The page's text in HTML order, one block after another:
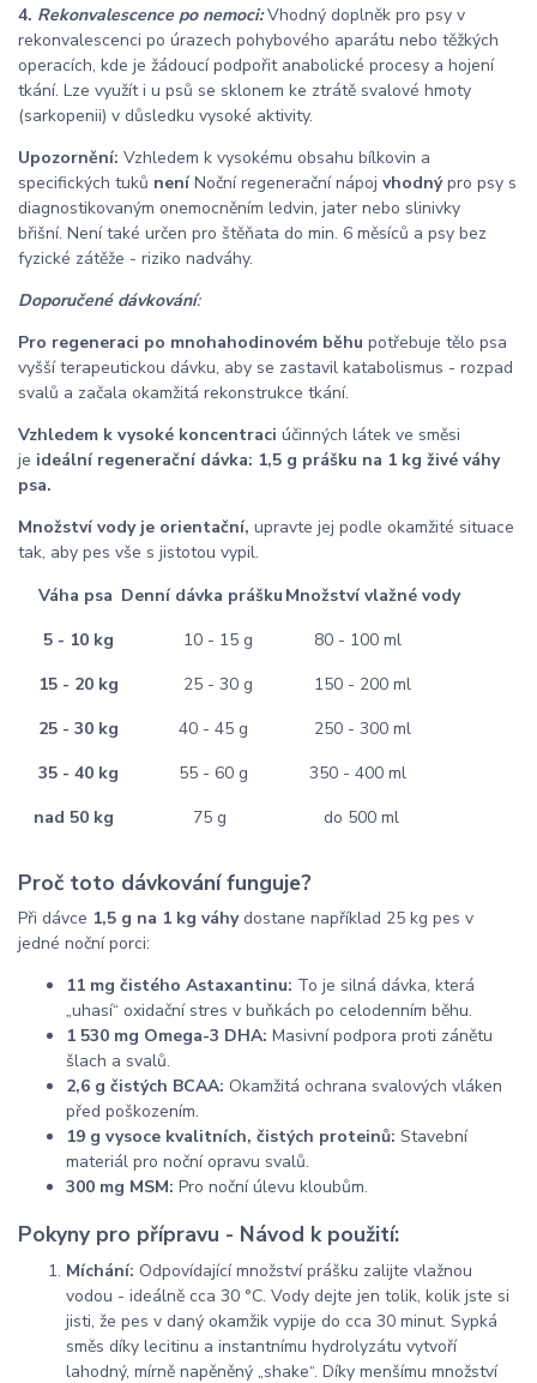
4. Rekonvalescence po nemoci:Vhodný doplněk pro psy v
rekonvalescenci po úrazech pohybového aparátu nebo těžkých
operacích, kde je žádoucí podpořit anabolické procesy a hojení
tkání. Lze využít i u psů se sklonem ke ztrátě svalové hmoty
(sarkopenii) v důsledku vysoké aktivity.
Upozornění: Vzhledem k vysokému obsahu bílkovin a
specifických tuků neníNoční regenerační nápoj vhodnýpro psy s
diagnostikovaným onemocněním ledvin, jater nebo slinivky
břišní. Není také určen pro štěňata do min. 6 měsíců a psy bez
fyzické zátěže - riziko nadváhy.
Doporučené dávkování:
Pro regeneraci po mnohahodinovém běhu potřebuje tělo psa
vyšší terapeutickou dávku, aby se zastavil katabolismus - rozpad
svalů a začala okamžitá rekonstrukce tkání.
Vzhledem k vysoké koncentraci účinných látek ve směsi
je ideální regenerační dávka: 1,5 g prášku na 1 kg živé váhy
psa.
Množství vody je orientační, upravte jej podle okamžité situace
tak, aby pes vše s jistotou vypil.
Váha psa Denní dávka prášku Množství vlažné vody
5 - 10 kg
10 - 15 g
80 - 100 ml
15 - 20 kg
25 - 30 g
150 - 200 ml
25 - 30 kg
40 - 45 g
250 - 300 ml
35 - 40 kg
55 - 60 g
350 - 400 ml
nad 50 kg
75 g do 500 ml
Proč toto dávkování funguje?
Při dávce 1,5 g na 1 kg váhydostane například 25 kg pes v
jedné noční porci:
11 mg čistého Astaxantinu: To je silná dávka, která
„uhasí“ oxidační stres v buňkách po celodenním běhu.
1 530 mg Omega-3 DHA: Masivní podpora proti zánětu
šlach a svalů.
2,6 g čistých BCAA: Okamžitá ochrana svalových vláken
před poškozením.
19 g vysoce kvalitních, čistých proteinů: Stavební
materiál pro noční opravu svalů.
300 mg MSM: Pro noční úlevu kloubům.
Pokyny pro přípravu - Návod k použití:
Míchání: Odpovídající množství prášku zalijte vlažnou
vodou - ideálně cca 30 °C. Vody dejte jen tolik, kolik jste si
jisti, že pes v daný okamžik vypije do cca 30 minut. Sypká
směs díky lecitinu a instantnímu hydrolyzátu vytvoří
lahodný, mírně napěněný „shake“. Díky menšímu množství